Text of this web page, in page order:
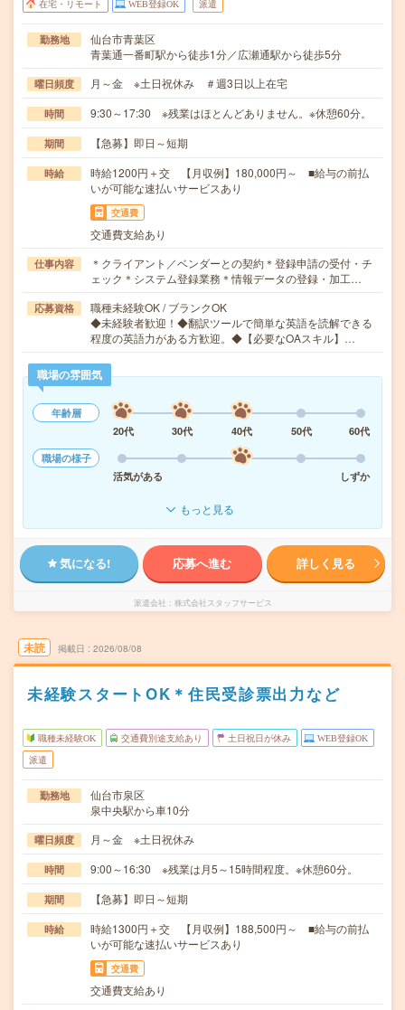
在宅・リモート WEB登録OK 派遣
勤務地
仙台市青葉区
青葉通一番町駅から徒歩1分／広瀬通駅から徒歩5分
曜日頻度 月～金 ※土日祝休み ＃週3日以上在宅
時間 9:30～17:30 ※残業はほとんどありません。※休憩60分。
期間 【急募】即日～短期
時給
時給1200円＋交 【月収例】180,000円～ ■給与の前払
いが可能な速払いサービスあり
交通費
交通費支給あり
仕事内容
＊クライアント／ベンダーとの契約＊登録申請の受付・チ
ェック＊システム登録業務＊情報データの登録・加工…
応募資格
職種未経験OK / ブランクOK
◆未経験者歓迎！◆翻訳ツールで簡単な英語を読解できる
程度の英語力がある方歓迎。◆【必要なOAスキル】…
職場の雰囲気
年齢層
20代
30代 40代 50代
60代
職場の様子
活気がある
しずか
もっと見る
気になる! 応募へ進む 詳しく見る
派遣会社 株式会社スタッフサービス
未読 掲載日 2026/08/08
未経験スタートOK＊住民受診票出力など
職種未経験OK 交通費別途支給あり 土日祝日が休み WEB登録OK
派遣
勤務地
仙台市泉区
泉中央駅から車10分
曜日頻度 月～金 ※土日祝休み
時間 9:00～16:30 ※残業は月5～15時間程度。※休憩60分。
期間 【急募】即日～短期
時給
時給1300円＋交 【月収例】188,500円～ ■給与の前払
いが可能な速払いサービスあり
交通費
交通費支給あり